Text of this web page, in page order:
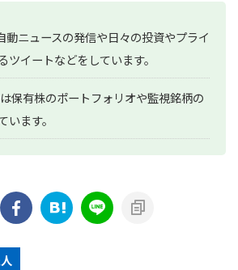
動ニュースの発信や日々の投資やプライ
ツイートなどをしています。
保有株のポートフォリオや監視銘柄の
います。